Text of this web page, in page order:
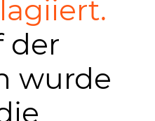
der
wurde